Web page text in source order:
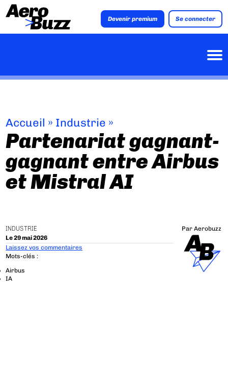
Devenir premium Se connecter
Accueil » Industrie »
Partenariat gagnant-
gagnant entre Airbus
et Mistral AI
INDUSTRIE
Le 29 mai 2026
Par Aerobuzz
Laissez vos commentaires
Mots-clés :
Airbus
IA